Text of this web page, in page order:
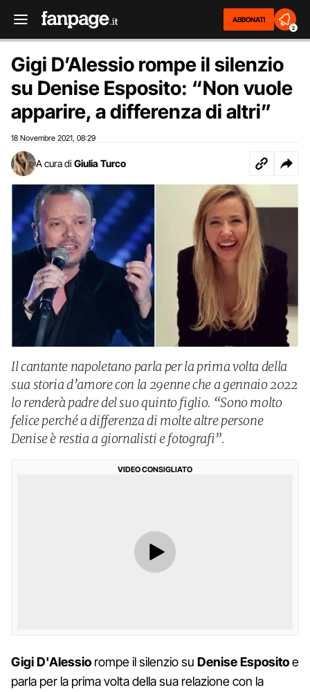
ABBONATI
2
Gigi D’Alessio rompe il silenzio
su Denise Esposito: “Non vuole
apparire, a differenza di altri”
18 Novembre 2021 08:29
A cura di Giulia Turco
Il cantante napoletano parla per la prima volta della
sua storia d’amore con la 29enne che a gennaio 2022
lo renderà padre del suo quinto figlio. “Sono molto
felice perché a differenza di molte altre persone
Denise è restia a giornalisti e fotografi”.
VIDEO CONSIGLIATO
Gigi D'Alessio rompe il silenzio su Denise Espositoe
parla per la prima volta della sua relazione con la